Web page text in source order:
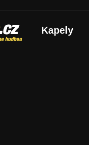
Kapely